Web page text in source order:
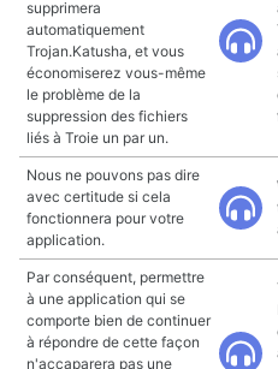
supprimera
automatiquement
Trojan.Katusha, et vous
économiserez vous-même
le problème de la
suppression des fichiers
liés à Troie un par un.
Nous ne pouvons pas dire
avec certitude si cela
fonctionnera pour votre
application.
Par conséquent, permettre
à une application qui se
comporte bien de continuer
à répondre de cette façon
n'accaparera pas une